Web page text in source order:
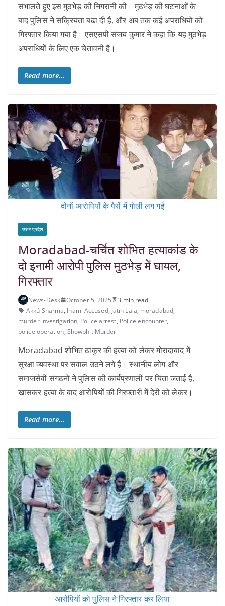
संभालते हुए इस मुठभेड़ की निगरानी की। मुठभेड़ की घटनाओं के
बाद पुलिस ने सक्रियता बढ़ा दी है, और अब तक कई अपराधियों को
गिरफ्तार किया गया है। एसएसपी संजय कुमार ने कहा कि यह मुठभेड़
अपराधियों के लिए एक चेतावनी है।
Read more...
दोनों आरोपियों के पैरों में गोली लग गई
उत्तर प्रदेश
Moradabad-चर्चित शोभित हत्याकांड के
दो इनामी आरोपी पुलिस मुठभेड़ में घायल,
गिरफ्तार
News-Desk October 5, 2025
3 min read
Akkú Sharma, Inami Accused, Jatin Lala, moradabad,
murder investigation, Police arrest, Police encounter,
police operation, Showbhit Murder
Moradabad शोभित ठाकुर की हत्या को लेकर मोरादाबाद में
सुरक्षा व्यवस्था पर सवाल उठने लगे हैं। स्थानीय लोग और
समाजसेवी संगठनों ने पुलिस की कार्यप्रणाली पर चिंता जताई है,
खासकर हत्या के बाद आरोपियों की गिरफ्तारी में देरी को लेकर।
Read more...
आरोपियों को पुलिस ने गिरफ्तार कर लिया